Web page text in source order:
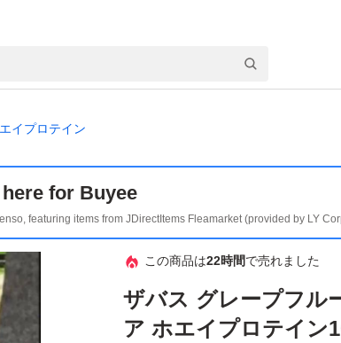
イプロテイン
for Buyee
featuring items from JDirectItems Fleamarket (provided by LY
この商品は22時間で売れました
ザバス グレープフル
ア ホエイプロテイン